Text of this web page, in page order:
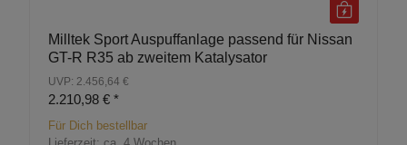
Milltek Sport Auspuffanlage passend für Nissan
GT-R R35 ab zweitem Katalysator
UVP: 2.456,64 €
2.210,98 € *
Für Dich bestellbar